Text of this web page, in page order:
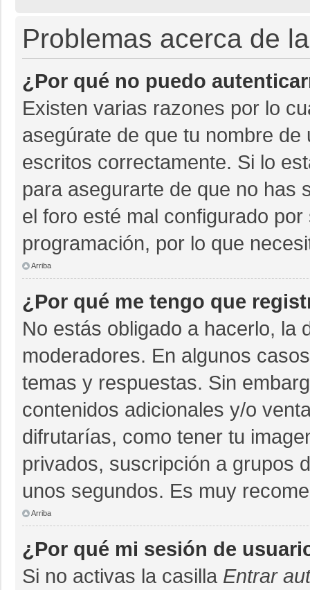
Problemas acerca de
¿Por qué no puedo
Existen varias razones por lo
asegúrate de que tu nombre
escritos correctamente. Si lo
para asegurarte de que no has
el foro esté mal configurado
programación, por lo que
Arriba
¿Por qué me tengo que
No estás obligado a hacerlo, la
moderadores. En algunos
temas y respuestas. Sin
contenidos adicionales y/o
difrutarías, como tener tu
privados, suscripción a grupos
unos segundos. Es muy
Arriba
¿Por qué mi sesión de
Si no activas la casilla Entrar